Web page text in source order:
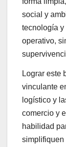
social y
tecnología
operativo,
Lograr este
vinculante
logístico y
comercio y
habilidad
simplifiquen